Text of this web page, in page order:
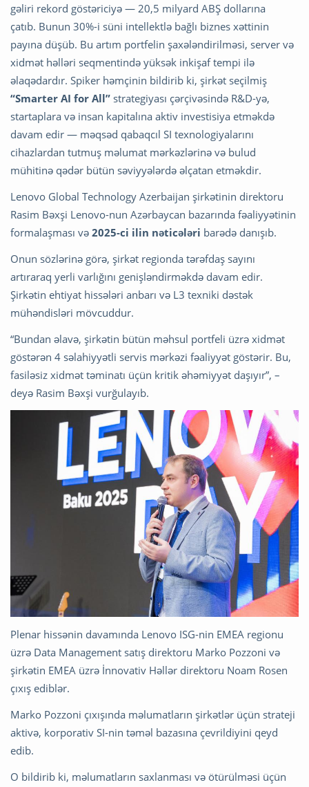
gəliri rekord göstəriciyə — 20,5 milyard ABŞ dollarına
çatıb. Bunun 30%-i süni intellektlə bağlı biznes xəttinin
payına düşüb. Bu artım portfelin şaxələndirilməsi, server və
xidmət həlləri seqmentində yüksək inkişaf tempi ilə
əlaqədardır. Spiker həmçinin bildirib ki, şirkət seçilmiş
“Smarter AI for All” strategiyası çərçivəsində R&D-yə,
startaplara və insan kapitalına aktiv investisiya etməkdə
davam edir — məqsəd qabaqcıl SI texnologiyalarını
cihazlardan tutmuş məlumat mərkəzlərinə və bulud
mühitinə qədər bütün səviyyələrdə əlçatan etməkdir.
Lenovo Global Technology Azerbaijan şirkətinin direktoru
Rasim Bəxşi Lenovo-nun Azərbaycan bazarında fəaliyyətinin
formalaşması və 2025-ci ilin nəticələri barədə danışıb.
Onun sözlərinə görə, şirkət regionda tərəfdaş sayını
artıraraq yerli varlığını genişləndirməkdə davam edir.
Şirkətin ehtiyat hissələri anbarı və L3 texniki dəstək
mühəndisləri mövcuddur.
“Bundan əlavə, şirkətin bütün məhsul portfeli üzrə xidmət
göstərən 4 səlahiyyətli servis mərkəzi fəaliyyət göstərir. Bu,
fasiləsiz xidmət təminatı üçün kritik əhəmiyyət daşıyır”, –
deyə Rasim Bəxşi vurğulayıb.
Plenar hissənin davamında Lenovo ISG-nin EMEA regionu
üzrə Data Management satış direktoru Marko Pozzoni və
şirkətin EMEA üzrə İnnovativ Həllər direktoru Noam Rosen
çıxış ediblər.
Marko Pozzoni çıxışında məlumatların şirkətlər üçün strateji
aktivə, korporativ SI-nin təməl bazasına çevrildiyini qeyd
edib.
O bildirib ki, məlumatların saxlanması və ötürülməsi üçün